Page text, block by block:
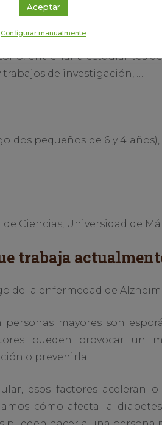
el área de investigación,
laboratorio, preparar
entrenar a estudiantes
de investigación, …
pequeños de 6 y 4 años),
Ciencias, Universidad de
trabaja
de la enfermedad de
personas mayores son
pueden provocar un
o prevenirla.
esos factores aceleran
cómo afecta la
Aceptar
Configurar manualmente